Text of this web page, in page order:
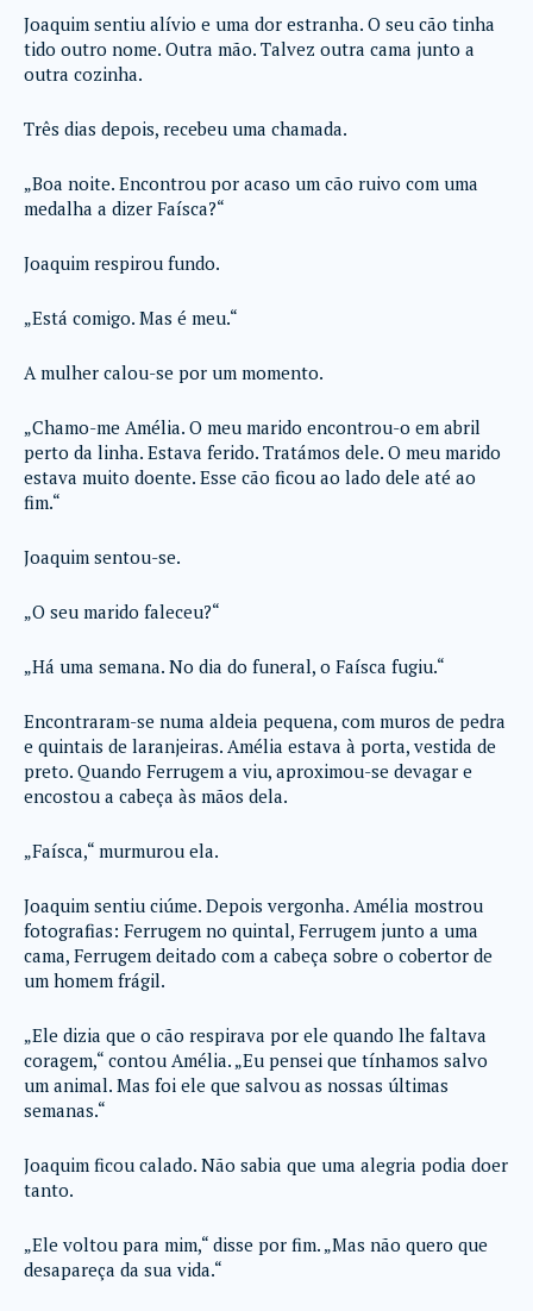
Joaquim sentiu alívio e uma dor estranha. O seu cão tinha
tido outro nome. Outra mão. Talvez outra cama junto a
outra cozinha.
Três dias depois, recebeu uma chamada.
„Boa noite. Encontrou por acaso um cão ruivo com uma
medalha a dizer Faísca?“
Joaquim respirou fundo.
„Está comigo. Mas é meu.“
A mulher calou-se por um momento.
„Chamo-me Amélia. O meu marido encontrou-o em abril
perto da linha. Estava ferido. Tratámos dele. O meu marido
estava muito doente. Esse cão ficou ao lado dele até ao
fim.“
Joaquim sentou-se.
„O seu marido faleceu?“
„Há uma semana. No dia do funeral, o Faísca fugiu.“
Encontraram-se numa aldeia pequena, com muros de pedra
e quintais de laranjeiras. Amélia estava à porta, vestida de
preto. Quando Ferrugem a viu, aproximou-se devagar e
encostou a cabeça às mãos dela.
„Faísca,“ murmurou ela.
Joaquim sentiu ciúme. Depois vergonha. Amélia mostrou
fotografias: Ferrugem no quintal, Ferrugem junto a uma
cama, Ferrugem deitado com a cabeça sobre o cobertor de
um homem frágil.
„Ele dizia que o cão respirava por ele quando lhe faltava
coragem,“ contou Amélia. „Eu pensei que tínhamos salvo
um animal. Mas foi ele que salvou as nossas últimas
semanas.“
Joaquim ficou calado. Não sabia que uma alegria podia doer
tanto.
„Ele voltou para mim,“ disse por fim. „Mas não quero que
desapareça da sua vida.“